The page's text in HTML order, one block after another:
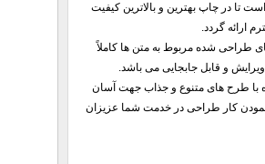
تا در چاپ بهترین و بالاترین کیفیت
ارائه گردد.
طراحی شده مربوط به متن ها کاملاً‌
ویرایش و قابل جابجایی می باشد.
با طرح های متنوع و جذاب جهت آسان
کار طراحی در خدمت شما عزیزان